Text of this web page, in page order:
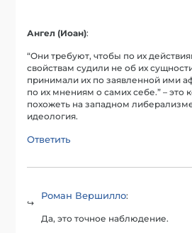
Ангел (Иоан):
“Они требуют, чтобы по их
свойствам судили не об их
принимали их по заявленной ими
по их мнениям о самих себе.” – это
похожеть на западном
идеология.
Ответить
Роман Вершилло:
Да, это точное наблюдение.